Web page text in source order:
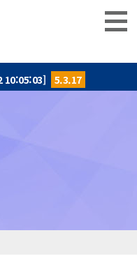
10:05:03] 5.3.17